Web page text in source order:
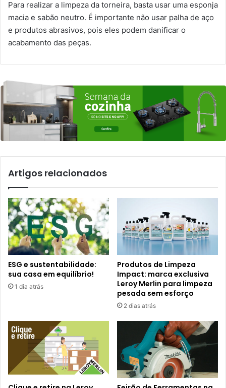
Para realizar a limpeza da torneira, basta usar uma esponja
macia e sabão neutro. É importante não usar palha de aço
e produtos abrasivos, pois eles podem danificar o
acabamento das peças.
Artigos relacionados
ESG e sustentabilidade:
sua casa em equilíbrio!
1 dia atrás
Produtos de Limpeza
Impact: marca exclusiva
Leroy Merlin para limpeza
pesada sem esforço
2 dias atrás